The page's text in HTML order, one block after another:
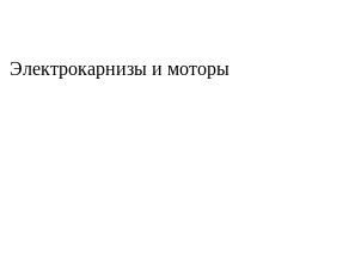
Электрокарнизы и моторы